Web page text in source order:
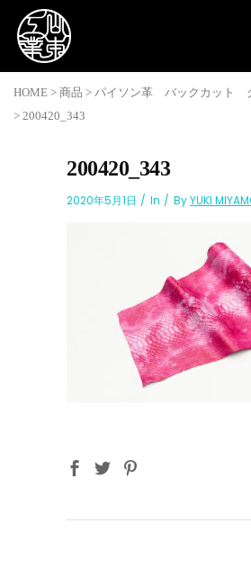
HOME > 商品 > パイソン革 バックカット
> 200420_343
200420_343
2020年5月1日 In ByYUKI